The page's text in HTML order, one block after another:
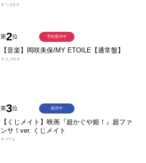
￥1,999
第2位
【音楽】岡咲美保/MY ETOILE【通常盤】
￥2,999
予約受付中
第3位
【くじメイト】映画『超かぐや姫！』超ファ
ンサ！ver. くじメイト
￥770
発売中